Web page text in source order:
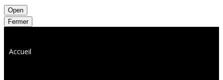
Open
Fermer
Accueil